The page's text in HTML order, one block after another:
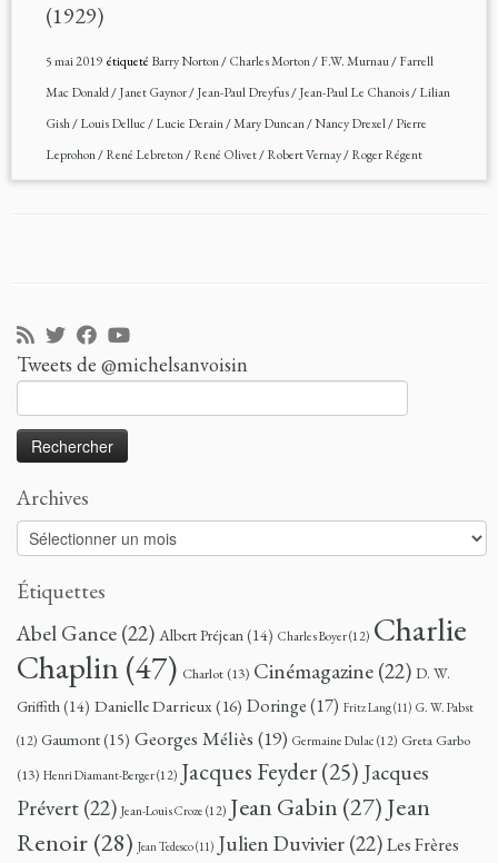
(1929)
5 mai 2019étiqueté Barry Norton/Charles Morton/F.W. Murnau/Farrell
Mac Donald/Janet Gaynor/Jean-Paul Dreyfus/Jean-Paul Le Chanois/Lilian
Gish/Louis Delluc/Lucie Derain/Mary Duncan/Nancy Drexel/Pierre
Leprohon/René Lebreton/René Olivet/Robert Vernay/Roger Régent
Tweets de @michelsanvoisin
Archives
Archives
Étiquettes
Abel Gance(22) Albert Préjean(14) Charles Boyer(12) Charlie
Chaplin(47) Charlot (13) Cinémagazine(22) D. W.
Griffith(14) Danielle Darrieux(16) Doringe(17) Fritz Lang(11) G. W. Pabst
(12) Gaumont(15) Georges Méliès (19) Germaine Dulac (12) Greta Garbo
(13) Henri Diamant-Berger(12) Jacques Feyder(25) Jacques
Prévert(22) Jean-Louis Croze (12) Jean Gabin (27) Jean
Renoir (28) Jean Tedesco(11) Julien Duvivier(22)Les Frères